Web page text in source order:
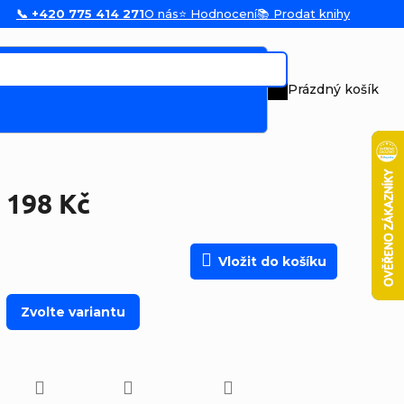
📞 +420 775 414 271O nás⭐ Hodnocení📚 Prodat knihy
Nákupní
Prázdný košík
198 Kč
Vložit do košíku
Zvolte variantu